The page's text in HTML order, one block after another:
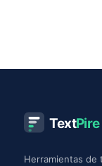
TextPire
Herramientas de